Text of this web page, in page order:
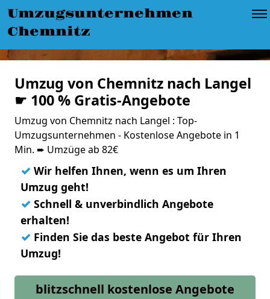
Umzugsunternehmen
Chemnitz
Umzug von Chemnitz nach Langel
☛ 100 % Gratis-Angebote
Umzug von Chemnitz nach Langel : Top-
Umzugsunternehmen - Kostenlose Angebote in 1
Min. ➨ Umzüge ab 82€
✓ Wir helfen Ihnen, wenn es um Ihren
Umzug geht!
✓ Schnell & unverbindlich Angebote
erhalten!
✓ Finden Sie das beste Angebot für Ihren
Umzug!
blitzschnell kostenlose Angebote